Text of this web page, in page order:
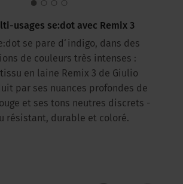
usages se:dot avec Remix 3
se pare d‘indigo, dans des
de couleurs très intenses :
en laine Remix 3 de Giulio
par ses nuances profondes de
et ses tons neutres discrets -
résistant, durable et coloré.